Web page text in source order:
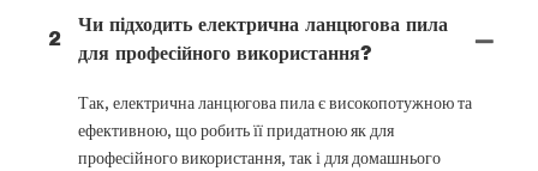
2
Чи підходить електрична ланцюгова пила
для професійного використання?
Так, електрична ланцюгова пила є високопотужною та
ефективною, що робить її придатною як для
професійного використання, так і для домашнього